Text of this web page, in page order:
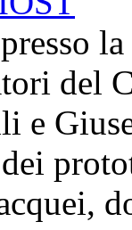
del
e